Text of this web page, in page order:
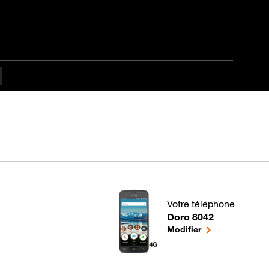
Votre téléphone
Doro 8042
pour votre Doro 8042 ou
Modifierle téléphone